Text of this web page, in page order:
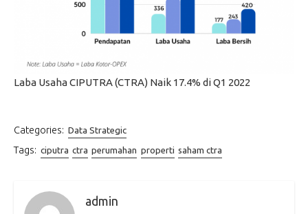
Laba Usaha CIPUTRA (CTRA) Naik 17.4% di Q1 2022
Categories: Data Strategic
Tags: ciputra ctra perumahan properti saham ctra
admin